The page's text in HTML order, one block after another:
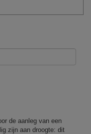
de aanleg van een
zijn aan droogte: dit